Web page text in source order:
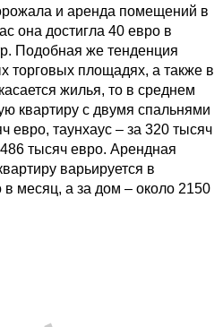
и аренда помещений в
она достигла 40 евро в
Подобная же тенденция
торговых площадях, а также в
жилья, то в среднем
квартиру с двумя спальнями
евро, таунхаус – за 320 тысяч
тысяч евро. Арендная
варьируется в
месяц, а за дом – около 2150